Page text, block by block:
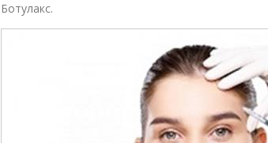
Ботулакс.